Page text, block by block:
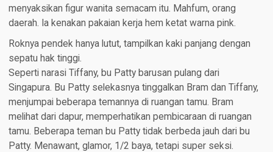
menyaksikan figur wanita semacam itu. Mahfum, orang
daerah. Ia kenakan pakaian kerja hem ketat warna pink.
Roknya pendek hanya lutut, tampilkan kaki panjang dengan
sepatu hak tinggi.
Seperti narasi Tiffany, bu Patty barusan pulang dari
Singapura. Bu Patty selekasnya tinggalkan Bram dan Tiffany,
menjumpai beberapa temannya di ruangan tamu. Bram
melihat dari dapur, memperhatikan pembicaraan di ruangan
tamu. Beberapa teman bu Patty tidak berbeda jauh dari bu
Patty. Menawant, glamor, 1/2 baya, tetapi super seksi.